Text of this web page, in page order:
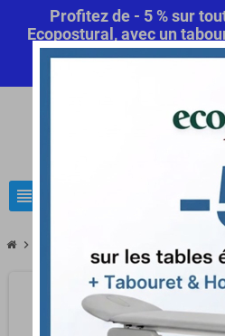
Profitez de - 5 % sur
Ecopostural, avec un
offert! Code Promo
view_headline
chevron_right